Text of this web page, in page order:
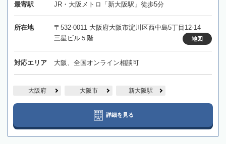
最寄駅 JR・大阪メトロ「新大阪駅」徒歩5分
所在地
〒532-0011 大阪府大阪市淀川区西中島5丁目12-14
三星ビル５階
地図
対応エリア 大阪、全国オンライン相談可
大阪府 大阪市 新大阪駅
詳細を見る